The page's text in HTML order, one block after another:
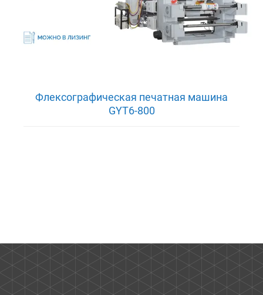
Флексографическая печатная машина
GYT6-800